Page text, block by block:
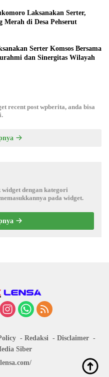
Laksanakan Serter,
Merah di Desa Pehserut
Serter Komsos Bersama
dan Sinergitas Wilayah
recent post wpberita, anda bisa
dengan kategori
pada widget.
Redaksi
Disclaimer
Siber